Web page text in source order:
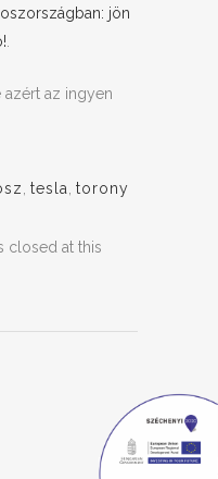
jön
az ingyen
tesla torony
closed at this